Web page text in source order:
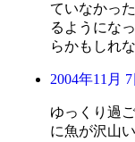
ていなかっ
るようにな
らかもしれな
2004年11月
ゆっくり過
に魚が沢山